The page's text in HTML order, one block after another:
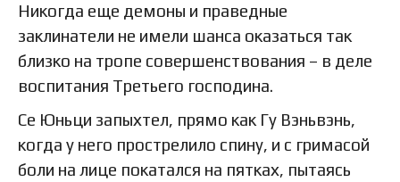
Никогда еще демоны и праведные
заклинатели не имели шанса оказаться так
близко на тропе совершенствования – в деле
воспитания Третьего господина.
Се Юньци запыхтел, прямо как Гу Вэньвэнь,
когда у него прострелило спину, и с гримасой
боли на лице покатался на пятках, пытаясь